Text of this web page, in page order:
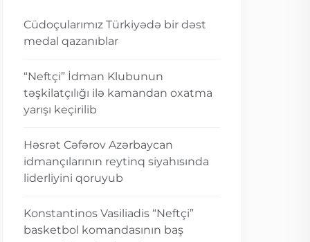
Cüdoçularımız Türkiyədə bir dəst
medal qazanıblar
“Neftçi” İdman Klubunun
təşkilatçılığı ilə kamandan oxatma
yarışı keçirilib
Həsrət Cəfərov Azərbaycan
idmançılarının reytinq siyahısında
liderliyini qoruyub
Konstantinos Vasiliadis “Neftçi”
basketbol komandasının baş